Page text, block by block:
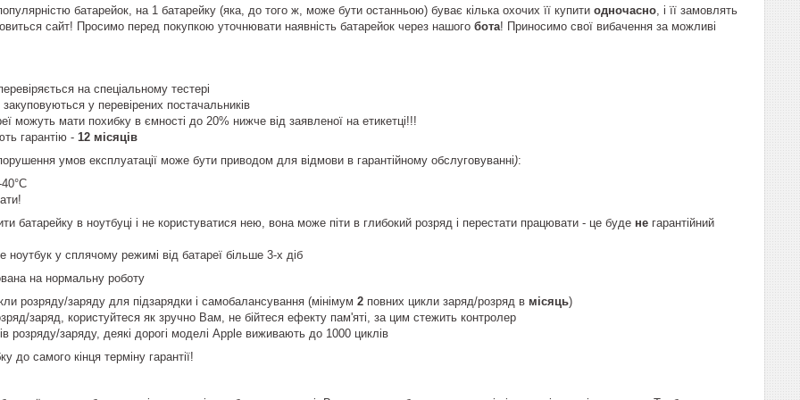
батарейок, на 1 батарейку (яка, до того ж, може бути останньою) буває кілька охочих її купити одночасно , і її замовлять
сайт! Просимо перед покупкою уточнювати наявність батарейок через нашого бота! Приносимо свої вибачення за можливі
на спеціальному тестері
закуповуються у перевірених постачальників
можуть мати похибку в ємності до 20% нижче від заявленої на етикетці!!!
гарантію - 12 місяців
умов експлуатації може бути приводом для відмови в гарантійному обслуговуванні):
батарейку в ноутбуці і не користуватися нею, вона може піти в глибокий розряд і перестати працювати - це буде не гарантійний
ноутбук у сплячому режимі від батареї більше 3-х діб
на нормальну роботу
розряду/заряду для підзарядки і самобалансування (мінімум 2 повних цикли заряд/розряд в місяць)
заряд, користуйтеся як зручно Вам, не бійтеся ефекту пам'яті, за цим стежить контролер
розряду/заряду, деякі дорогі моделі Apple виживають до 1000 циклів
до самого кінця терміну гарантії!